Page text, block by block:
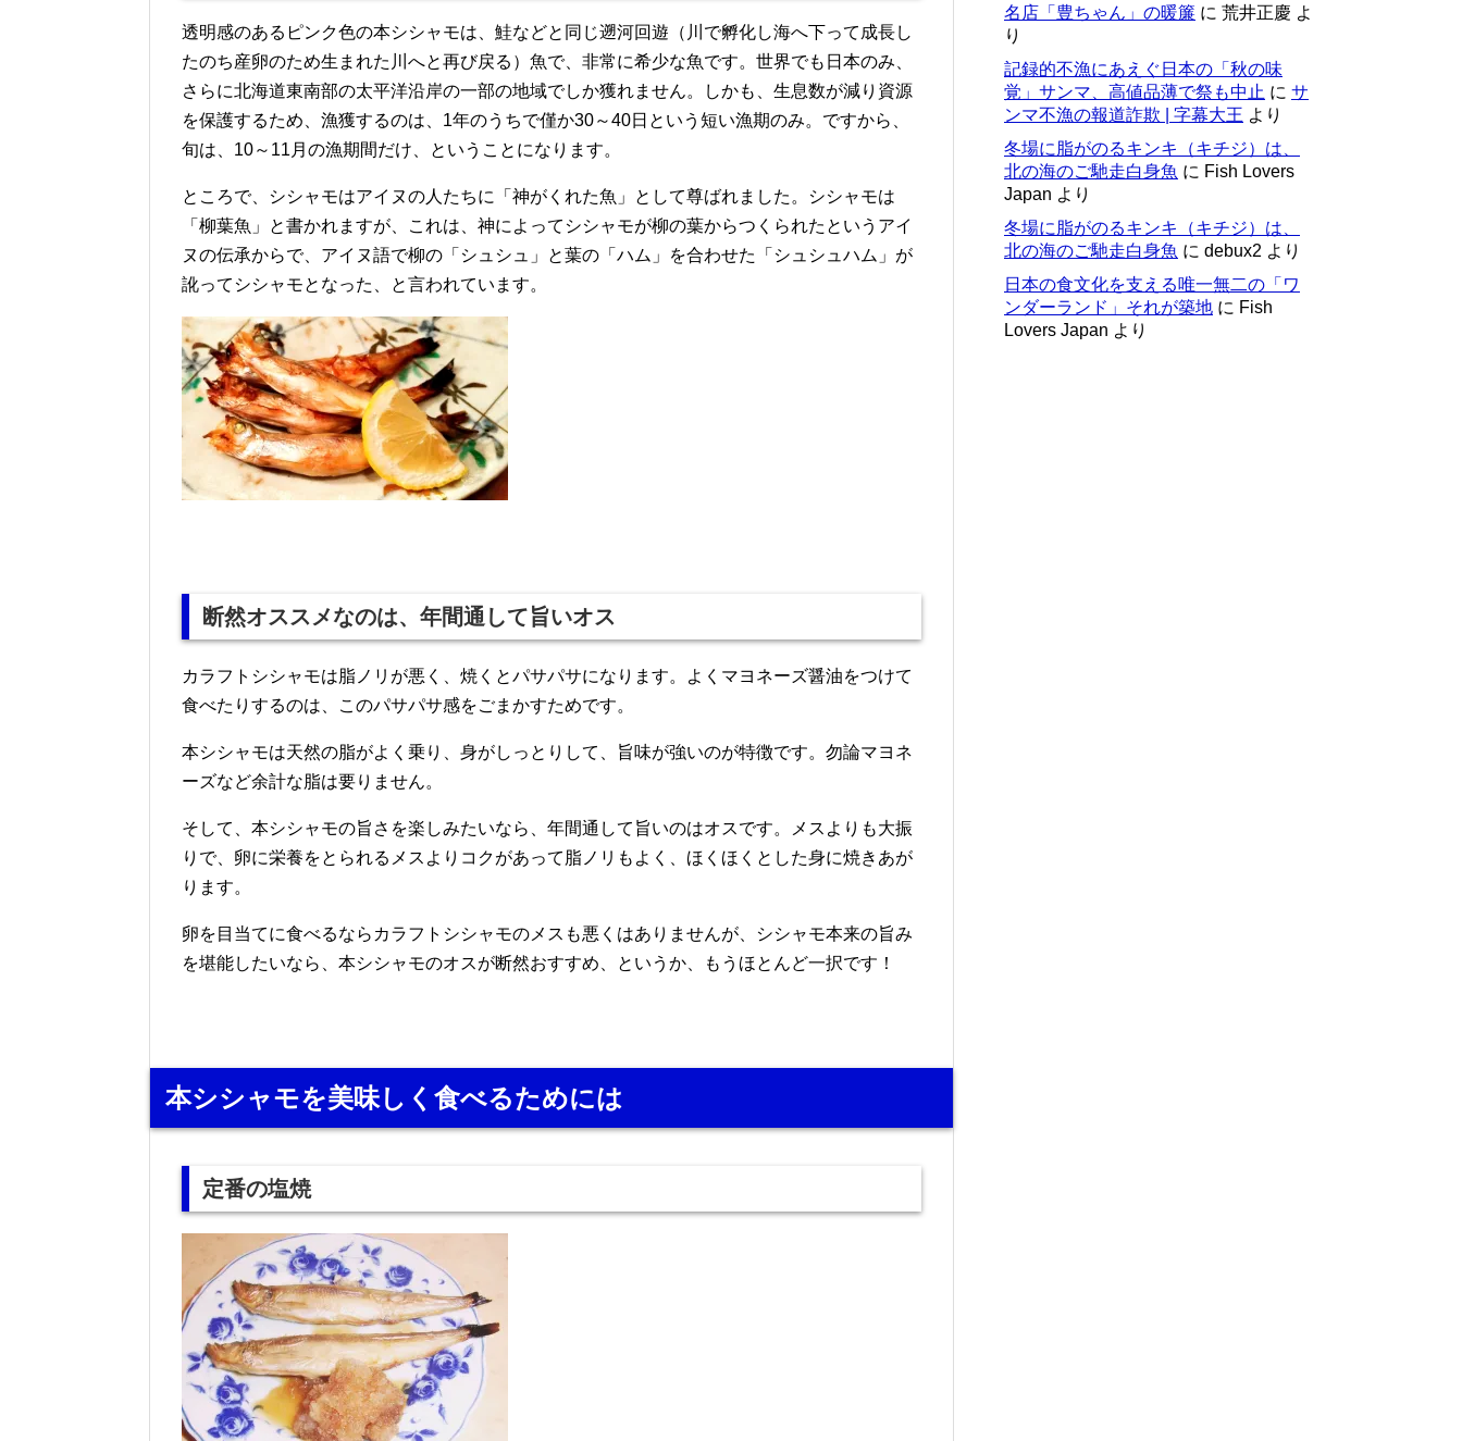
透明感のあるピンク色の本シシャモは、鮭などと同じ遡河回遊（川で孵化し海へ下って成長し
たのち産卵のため生まれた川へと再び戻る）魚で、非常に希少な魚です。世界でも日本のみ、
さらに北海道東南部の太平洋沿岸の一部の地域でしか獲れません。しかも、生息数が減り資源
を保護するため、漁獲するのは、1年のうちで僅か30～40日という短い漁期のみ。ですから、
旬は、10～11月の漁期間だけ、ということになります。
ところで、シシャモはアイヌの人たちに「神がくれた魚」として尊ばれました。シシャモは
「柳葉魚」と書かれますが、これは、神によってシシャモが柳の葉からつくられたというアイ
ヌの伝承からで、アイヌ語で柳の「シュシュ」と葉の「ハム」を合わせた「シュシュハム」が
訛ってシシャモとなった、と言われています。
断然オススメなのは、年間通して旨いオス
カラフトシシャモは脂ノリが悪く、焼くとパサパサになります。よくマヨネーズ醤油をつけて
食べたりするのは、このパサパサ感をごまかすためです。
本シシャモは天然の脂がよく乗り、身がしっとりして、旨味が強いのが特徴です。勿論マヨネ
ーズなど余計な脂は要りません。
そして、本シシャモの旨さを楽しみたいなら、年間通して旨いのはオスです。メスよりも大振
りで、卵に栄養をとられるメスよりコクがあって脂ノリもよく、ほくほくとした身に焼きあが
ります。
卵を目当てに食べるならカラフトシシャモのメスも悪くはありませんが、シシャモ本来の旨み
を堪能したいなら、本シシャモのオスが断然おすすめ、というか、もうほとんど一択です！
本シシャモを美味しく食べるためには
定番の塩焼
名店「豊ちゃん」の暖簾 に 荒井正慶 よ
り
記録的不漁にあえぐ日本の「秋の味
覚」サンマ、高値品薄で祭も中止 に サ
ンマ不漁の報道詐欺 | 字幕大王 より
冬場に脂がのるキンキ（キチジ）は、
北の海のご馳走白身魚 に Fish Lovers
Japan より
冬場に脂がのるキンキ（キチジ）は、
北の海のご馳走白身魚 に debux2 より
日本の食文化を支える唯一無二の「ワ
ンダーランド」それが築地 に Fish
Lovers Japan より